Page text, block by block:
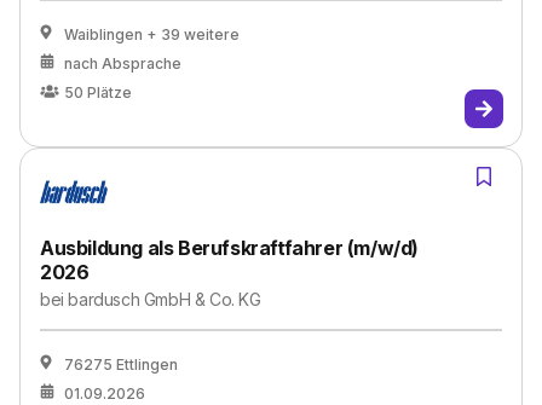
Waiblingen + 39 weitere
nach Absprache
50 Plätze
Ausbildung als Berufskraftfahrer (m/w/d)
2026
beibardusch GmbH & Co. KG
76275 Ettlingen
01.09.2026